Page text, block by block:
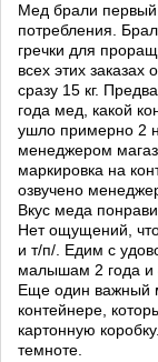
Мед брали первый
потребления.
гречки для
всех этих заказах
сразу 15 кг.
года мед, какой
ушло примерно 2
менеджером
маркировка на
озвучено
Вкус меда
Нет ощущений,
и т/п/. Едим с
малышам 2 года и
Еще один важный
контейнере,
картонную
темноте.